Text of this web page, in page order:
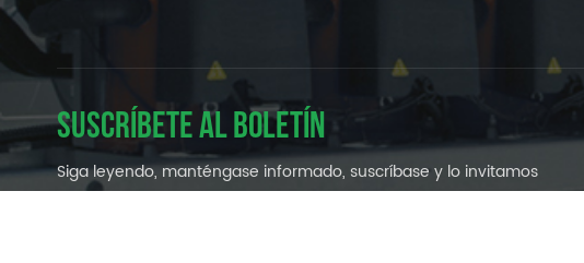
SUSCRÍBETE AL BOLETÍN
Siga leyendo, manténgase informado, suscríbase y lo invitamos
a que nos diga lo que piensa.